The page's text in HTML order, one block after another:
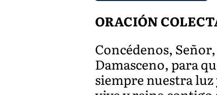
ORACIÓN
Concédenos,
Damasceno, para
siempre nuestra